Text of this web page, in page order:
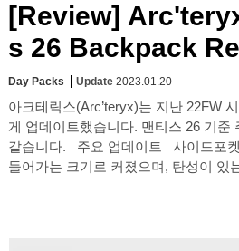
[Review]
s 26 Backpack
Day Packs Update 2023.01.20
아크테릭스(Arc’teryx)는 지난 22FW
게 업데이트했습니다. 맨티스 26 기준
같습니다. 주요 업데이트 사이드포켓의 크기는 2리터 페트병도
들어가는 크기로 커졌으며, 탄성이 있